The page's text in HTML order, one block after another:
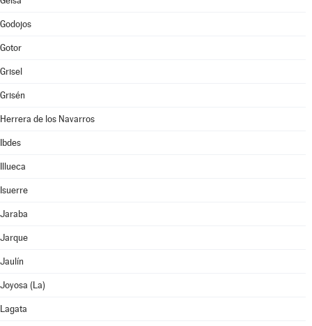
Godojos
Gotor
Grisel
Grisén
Herrera de los Navarros
Ibdes
Illueca
Isuerre
Jaraba
Jarque
Jaulín
Joyosa (La)
Lagata